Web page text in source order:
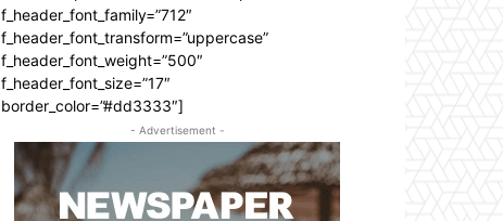
f_header_font_family=”712″
f_header_font_transform=”uppercase”
f_header_font_weight=”500″
f_header_font_size=”17″
border_color=”#dd3333″]
- Advertisement -